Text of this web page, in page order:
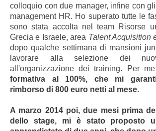
colloquio con due manager, infine con
management HR. Ho superato tutte le
sono stata accolta nel team Risorse
Grecia e Israele, area Talent Acquisition
dopo qualche settimana di mansioni
lavorare alla selezione dei
all'organizzazione dei training. Per me
formativa al 100%, che mi
rimborso di 800 euro netti al mese.
A marzo 2014 poi, due mesi prima
dello stage, mi è stato proposto